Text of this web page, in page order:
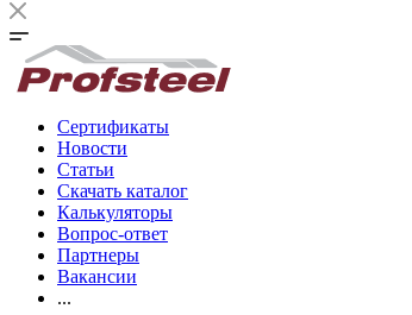
Сертификаты
Новости
Статьи
Скачать каталог
Калькуляторы
Вопрос-ответ
Партнеры
Вакансии
...